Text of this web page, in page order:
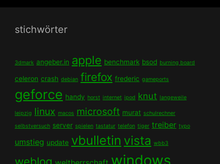
stichwörter
3dmark angeber.in apple benchmark bsod burning board
celeron crash debian firefox frederic gameports
geforce handy horst internet ipod knut langeweile
leipzig linux macos microsoft murat schulrechner
selbstversuch server spielen tastatur telefon tiger treiber typo
umstieg update vbulletin vista wbb3
weblog windows